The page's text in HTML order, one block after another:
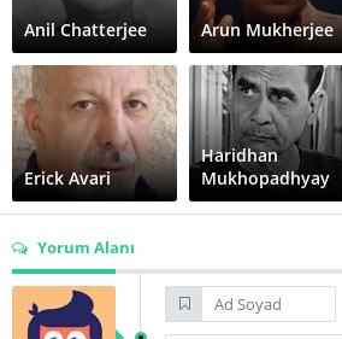
Anil Chatterjee Arun Mukherjee
Erick Avari
Haridhan
Mukhopadhyay
Pahadi Sanyal
Subrata
Sensharma
Yorum Alanı